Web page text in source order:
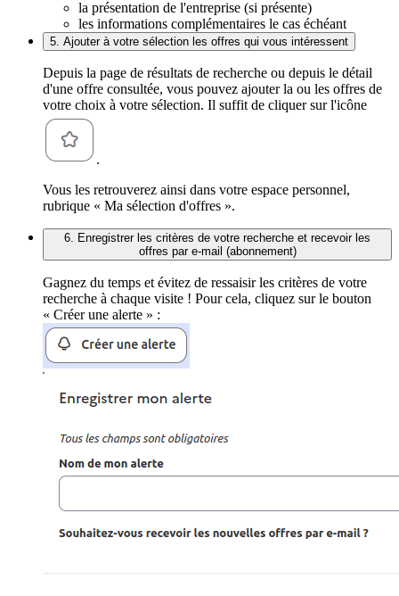
la présentation de l'entreprise (si présente)
les informations complémentaires le cas échéant
5. Ajouter à votre sélection les offres qui vous intéressent
Depuis la page de résultats de recherche ou depuis le détail
d'une offre consultée, vous pouvez ajouter la ou les offres de
votre choix à votre sélection. Il suffit de cliquer sur l'icône
.
Vous les retrouverez ainsi dans votre espace personnel,
rubrique « Ma sélection d'offres ».
6. Enregistrer les critères de votre recherche et recevoir les
offres par e-mail (abonnement)
Gagnez du temps et évitez de ressaisir les critères de votre
recherche à chaque visite ! Pour cela, cliquez sur le bouton
« Créer une alerte » :